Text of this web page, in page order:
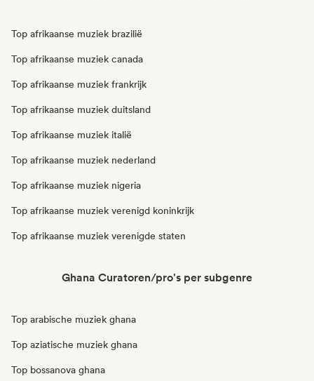
Top afrikaanse muziek brazilië
Top afrikaanse muziek canada
Top afrikaanse muziek frankrijk
Top afrikaanse muziek duitsland
Top afrikaanse muziek italië
Top afrikaanse muziek nederland
Top afrikaanse muziek nigeria
Top afrikaanse muziek verenigd koninkrijk
Top afrikaanse muziek verenigde staten
Ghana Curatoren/pro's per subgenre
Top arabische muziek ghana
Top aziatische muziek ghana
Top bossanova ghana